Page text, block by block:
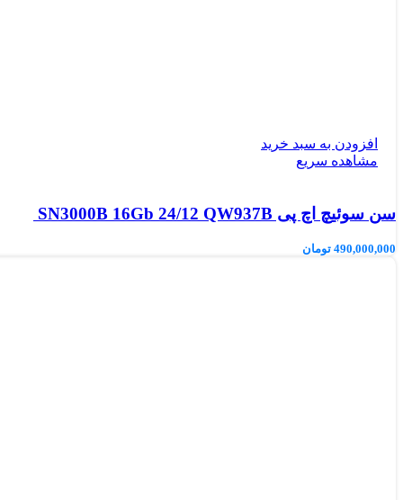
افزودن به سبد خرید
مشاهده سریع
سن سوئیچ اچ پی SN3000B 16Gb 24/12 QW937B
490,000,000 تومان